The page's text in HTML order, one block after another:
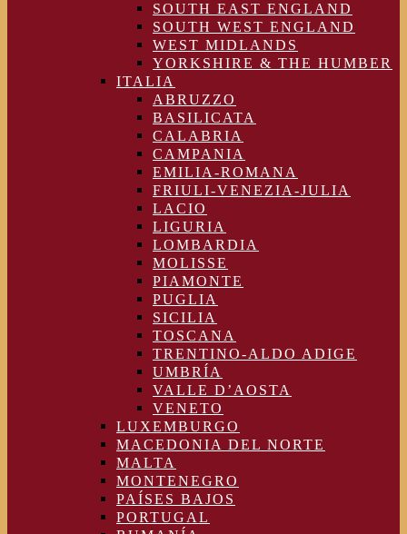
SOUTH EAST ENGLAND
SOUTH WEST ENGLAND
WEST MIDLANDS
YORKSHIRE & THE HUMBER
ITALIA
ABRUZZO
BASILICATA
CALABRIA
CAMPANIA
EMILIA-ROMANA
FRIULI-VENEZIA-JULIA
LACIO
LIGURIA
LOMBARDIA
MOLISSE
PIAMONTE
PUGLIA
SICILIA
TOSCANA
TRENTINO-ALDO ADIGE
UMBRÍA
VALLE D’AOSTA
VENETO
LUXEMBURGO
MACEDONIA DEL NORTE
MALTA
MONTENEGRO
PAÍSES BAJOS
PORTUGAL